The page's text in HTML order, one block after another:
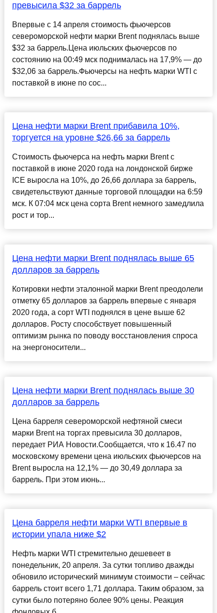
превысила $32 за баррель
Впервые с 14 апреля стоимость фьючерсов
североморской нефти марки Brent поднялась выше
$32 за баррель.Цена июльских фьючерсов по
состоянию на 00:49 мск поднималась на 17,9% — до
$32,06 за баррель.Фьючерсы на нефть марки WTI с
поставкой в июне по сос...
Цена нефти марки Brent прибавила 10%,
торгуется на уровне $26,66 за баррель
Стоимость фьючерса на нефть марки Brent с
поставкой в июне 2020 года на лондонской бирже
ICE выросла на 10%, до 26,66 доллара за баррель,
свидетельствуют данные торговой площадки на 6:59
мск. К 07:04 мск цена сорта Brent немного замедлила
рост и тор...
Цена нефти марки Brent поднялась выше 65
долларов за баррель
Котировки нефти эталонной марки Brent преодолели
отметку 65 долларов за баррель впервые с января
2020 года, а сорт WTI поднялся в цене выше 62
долларов. Росту способствует повышенный
оптимизм рынка по поводу восстановления спроса
на энергоносители...
Цена нефти марки Brent поднялась выше 30
долларов за баррель
Цена барреля североморской нефтяной смеси
марки Brent на торгах превысила 30 долларов,
передает РИА Новости.Сообщается, что к 16.47 по
московскому времени цена июльских фьючерсов на
Brent выросла на 12,1% — до 30,49 доллара за
баррель. При этом июнь...
Цена барреля нефти марки WTI впервые в
истории упала ниже $2
Нефть марки WTI стремительно дешевеет в
понедельник, 20 апреля. За сутки топливо дважды
обновило исторический минимум стоимости – сейчас
баррель стоит всего 1,71 доллара. Таким образом, за
сутки было потеряно более 90% цены. Реакция